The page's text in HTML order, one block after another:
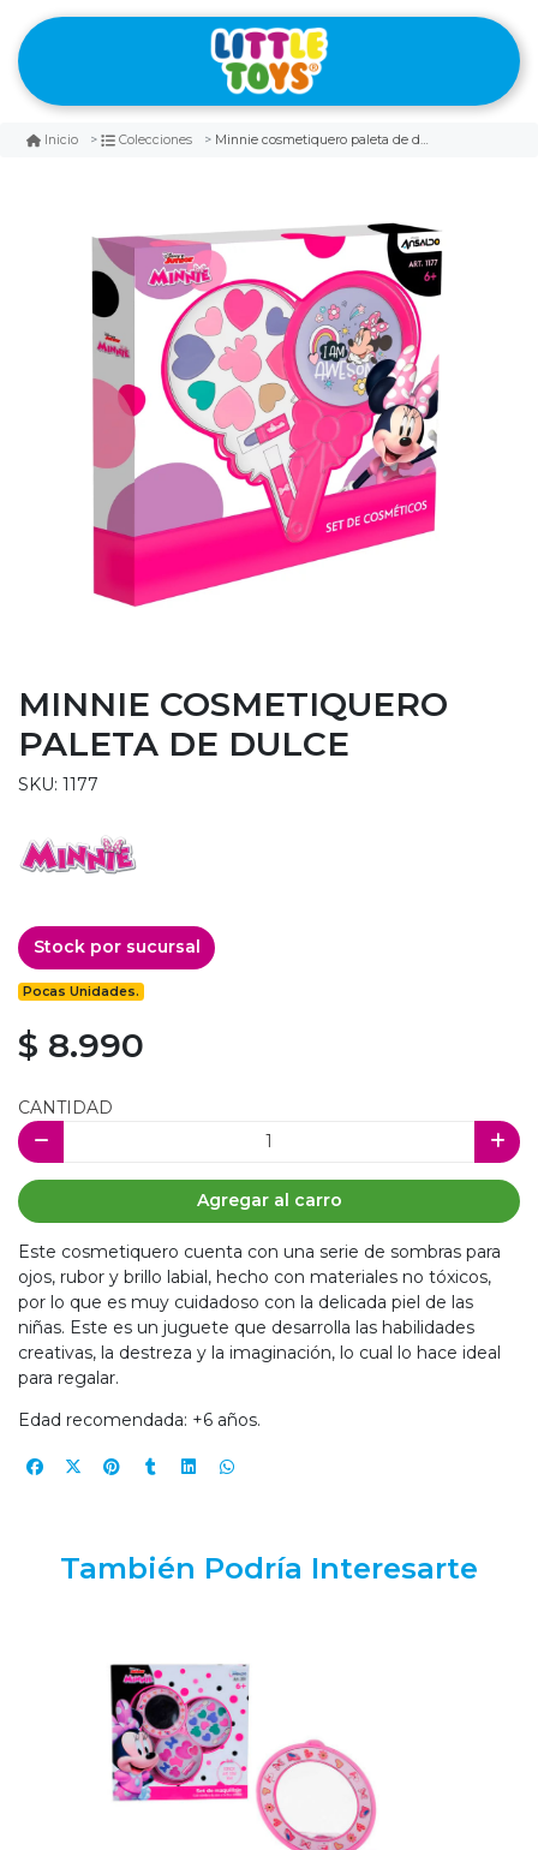
Inicio Colecciones Minnie cosmetiquero paleta de dulce
MINNIE COSMETIQUERO
PALETA DE DULCE
SKU: 1177
Stock por sucursal
Pocas Unidades.
$ 8.990
CANTIDAD
Agregar al carro
Este cosmetiquero cuenta con una serie de sombras para
ojos, rubor y brillo labial, hecho con materiales no tóxicos,
por lo que es muy cuidadoso con la delicada piel de las
niñas. Este es un juguete que desarrolla las habilidades
creativas, la destreza y la imaginación, lo cual lo hace ideal
para regalar.
Edad recomendada: +6 años.
También Podría Interesarte